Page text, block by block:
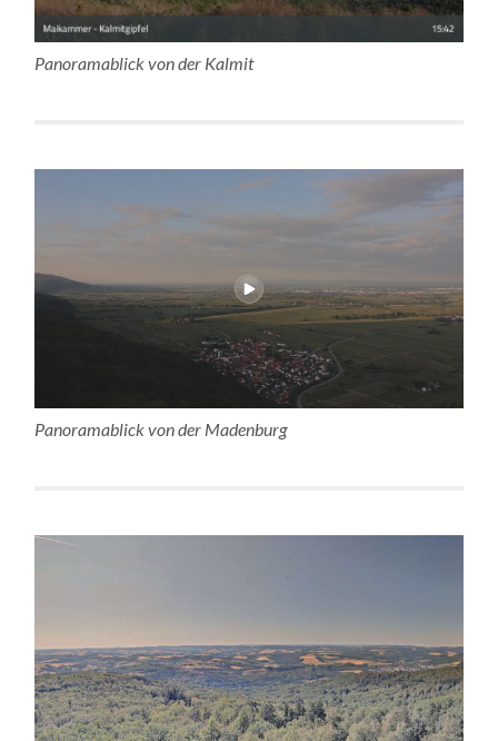
Panoramablick von der Kalmit
Panoramablick von der Madenburg